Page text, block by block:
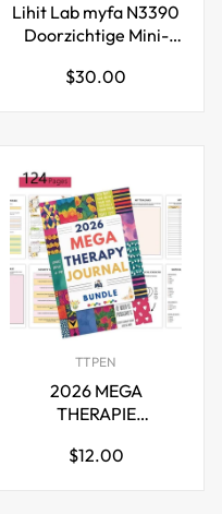
Lihit Lab myfa N3390
Doorzichtige Mini-
Normale
$30.00
TTPEN
2026 MEGA
THERAPIE
Jumbo Therapeutisch
Normale
$12.00